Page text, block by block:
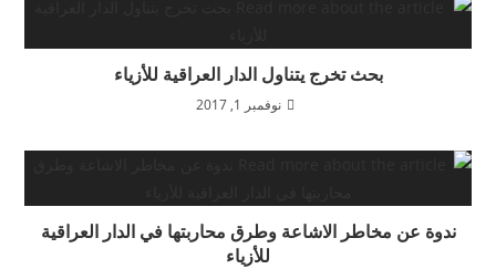
بحث تخرج يتناول الدار العراقية للأزياء
نوفمبر 1, 2017
ندوة عن مخاطر الاشاعة وطرق محاربتها في الدار العراقية
للأزياء